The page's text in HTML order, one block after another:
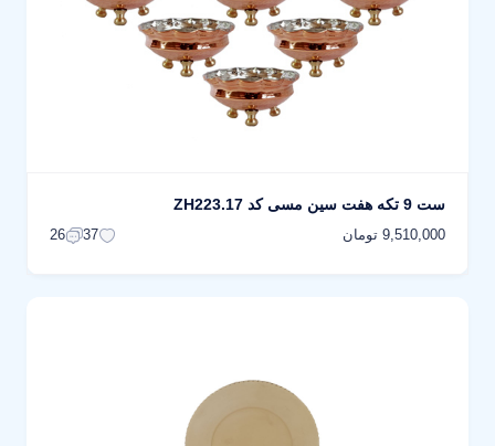
ست 9 تکه هفت سین مسی کد ZH223.17
9,510,000 تومان 37
26